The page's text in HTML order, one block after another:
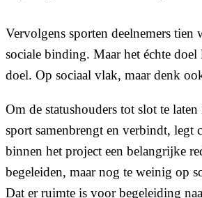
Vervolgens sporten deelnemers
sociale binding. Maar het échte
doel. Op sociaal vlak, maar denk
Om de statushouders tot slot te
sport samenbrengt en verbindt, legt
binnen het project een belangrijke
begeleiden, maar nog te weinig op
Dat er ruimte is voor begeleiding